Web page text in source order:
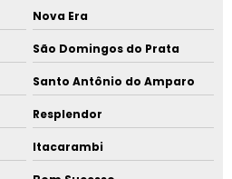
Nova Era
São Domingos do Prata
Santo Antônio do Amparo
Resplendor
Itacarambi